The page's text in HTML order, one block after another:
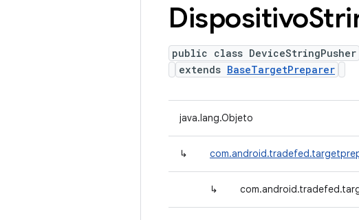
Dispositivo
public class DeviceStringPusher
extends BaseTargetPreparer
java.lang.Objeto
↳
↳